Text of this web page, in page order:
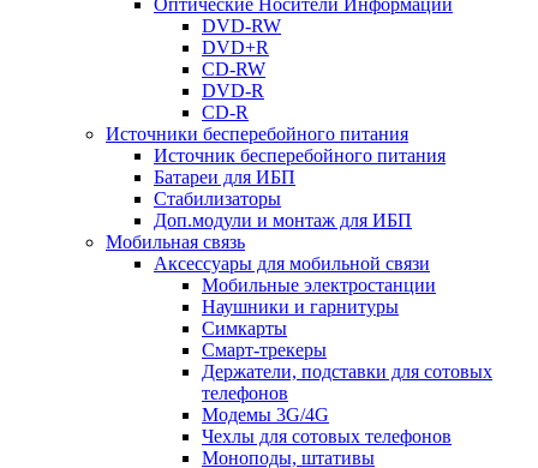
Оптические Носители Информации
DVD-RW
DVD+R
CD-RW
DVD-R
CD-R
Источники бесперебойного питания
Источник бесперебойного питания
Батареи для ИБП
Стабилизаторы
Доп.модули и монтаж для ИБП
Мобильная связь
Аксессуары для мобильной связи
Мобильные электростанции
Наушники и гарнитуры
Симкарты
Смарт-трекеры
Держатели, подставки для сотовых
телефонов
Модемы 3G/4G
Чехлы для сотовых телефонов
Моноподы, штативы